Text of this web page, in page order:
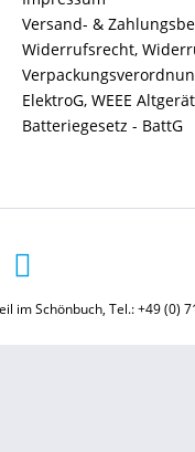
Versand- &
Widerrufsrecht,
ElektroG, WEEE
Batteriegesetz - BattG
im Schönbuch, Tel.: +49 (0)